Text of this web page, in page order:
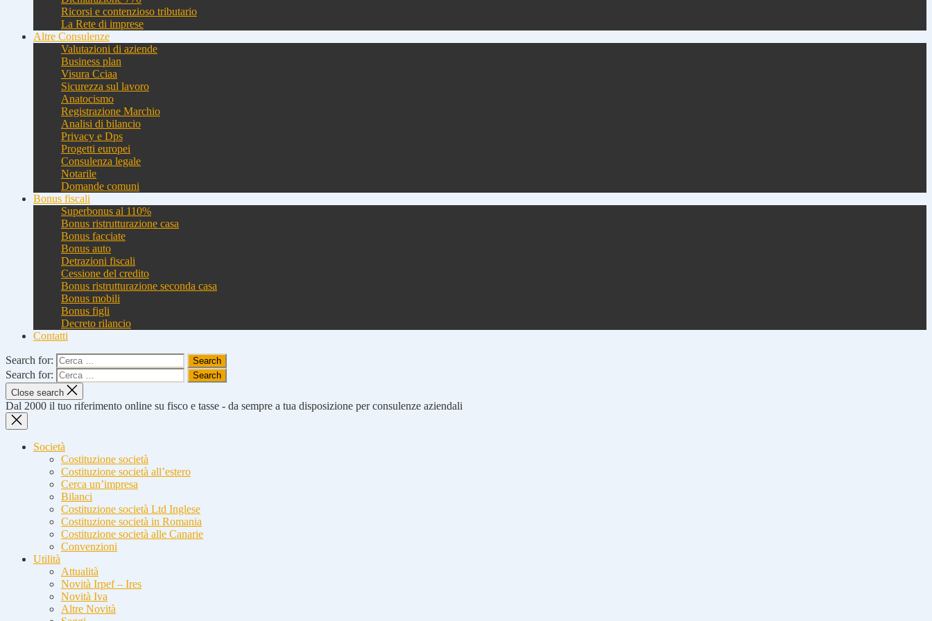
Ricorsi e contenzioso tributario
La Rete di imprese
Altre Consulenze
Valutazioni di aziende
Business plan
Visura Cciaa
Sicurezza sul lavoro
Anatocismo
Registrazione Marchio
Analisi di bilancio
Privacy e Dps
Progetti europei
Consulenza legale
Notarile
Domande comuni
Bonus fiscali
Superbonus al 110%
Bonus ristrutturazione casa
Bonus facciate
Bonus auto
Detrazioni fiscali
Cessione del credito
Bonus ristrutturazione seconda casa
Bonus mobili
Bonus figli
Decreto rilancio
Contatti
Search for:
Search for:
Close search
Dal 2000 il tuo riferimento online su fisco e tasse - da sempre a tua disposizione per consulenze aziendali
Società
Costituzione società
Costituzione società all’estero
Cerca un’impresa
Bilanci
Costituzione società Ltd Inglese
Costituzione società in Romania
Costituzione società alle Canarie
Convenzioni
Utilità
Attualità
Novità Irpef – Ires
Novità Iva
Altre Novità